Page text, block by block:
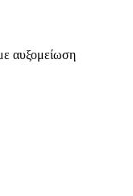
αυξομείωση